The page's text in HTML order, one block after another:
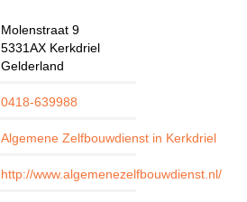
Molenstraat 9
5331AX Kerkdriel
Gelderland
0418-639988
Algemene Zelfbouwdienst in Kerkdriel
http://www.algemenezelfbouwdienst.nl/